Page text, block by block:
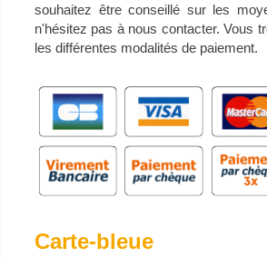
souhaitez être conseillé sur les
n'hésitez pas à nous contacter. Vous
les différentes modalités de paiement.
Carte-bleue